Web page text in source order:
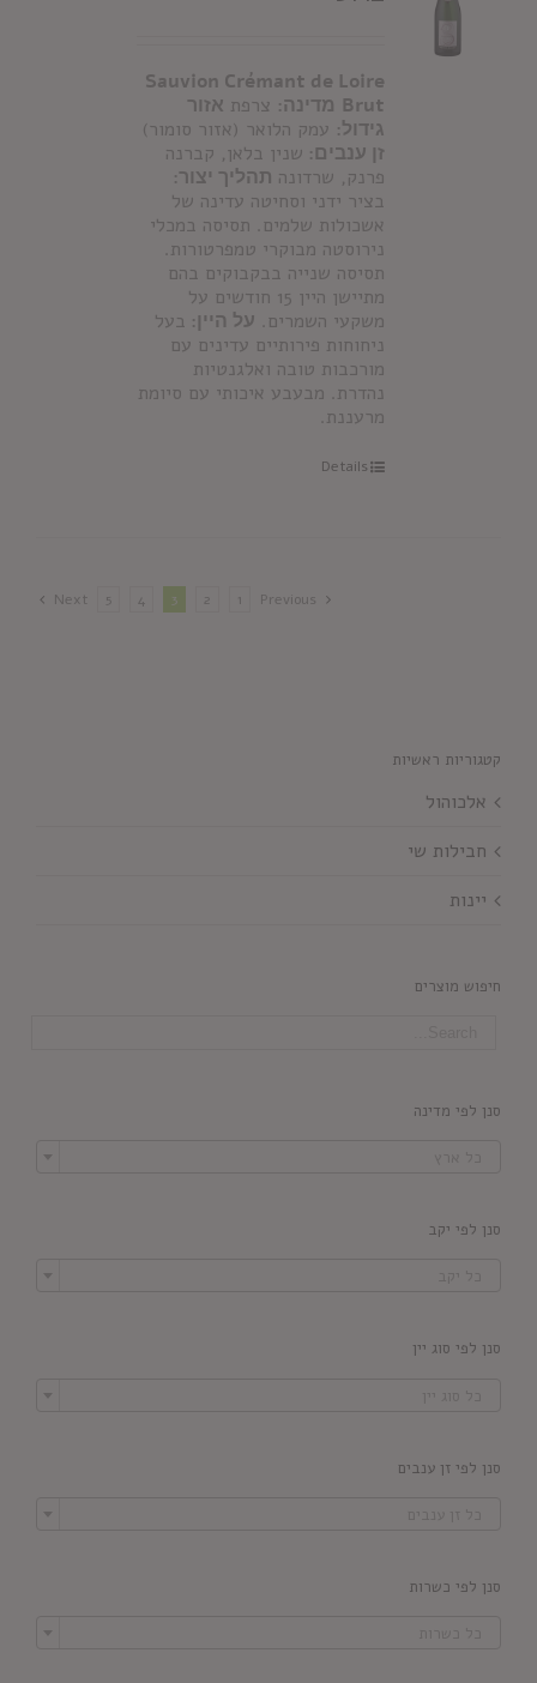
Sauvion Crémant de Loire
Brut מדינה: צרפת אזור
גידול: עמק הלואר (אזור סומור)
זן ענבים: שנין בלאן, קברנה
פרנק, שרדונה תהליך יצור:
בציר ידני וסחיטה עדינה של
אשכולות שלמים. תסיסה במכלי
נירוסטה מבוקרי טמפרטורות.
תסיסה שנייה בבקבוקים בהם
מתיישן היין 15 חודשים על
משקעי השמרים. על היין: בעל
ניחוחות פירותיים עדינים עם
מורכבות טובה ואלגנטיות
נהדרת. מבעבע איכותי עם סיומת
מרעננת.
Details
Previous
1
2
3
4
5
Next
קטגוריות ראשיות
אלכוהול
חבילות שי
יינות
חיפוש מוצרים
סנן לפי מדינה
סנן לפי יקב
סנן לפי סוג יין
סנן לפי זן ענבים
סנן לפי כשרות